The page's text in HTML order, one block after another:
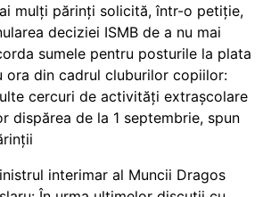
mulți părinți solicită, într-o petiție,
deciziei ISMB de a nu mai
sumele pentru posturile la plata
ora din cadrul cluburilor copiilor:
cercuri de activități extrașcolare
dispărea de la 1 septembrie, spun
interimar al Muncii Dragos